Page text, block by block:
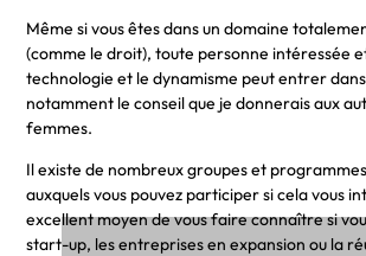
Même si vous êtes dans un domaine
(comme le droit), toute personne intéressée
technologie et le dynamisme peut entrer
notamment le conseil que je donnerais aux
femmes.
Il existe de nombreux groupes et
auxquels vous pouvez participer si cela vous
excellent moyen de vous faire connaître si
start-up, les entreprises en expansion ou la